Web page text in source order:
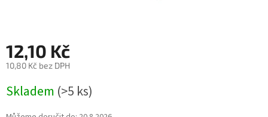
12,10 Kč
10,80 Kč bez DPH
cena:
Skladem (>5 ks)